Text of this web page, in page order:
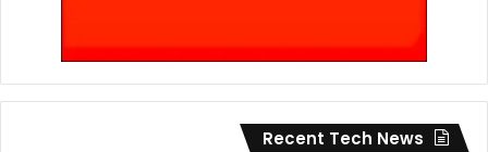
Recent Tech News